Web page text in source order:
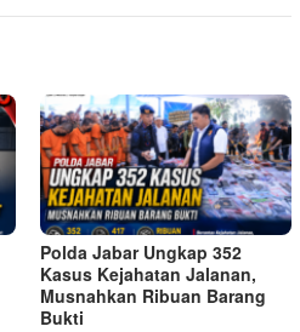
Polda Jabar Ungkap 352
Kasus Kejahatan Jalanan,
Musnahkan Ribuan Barang
Bukti